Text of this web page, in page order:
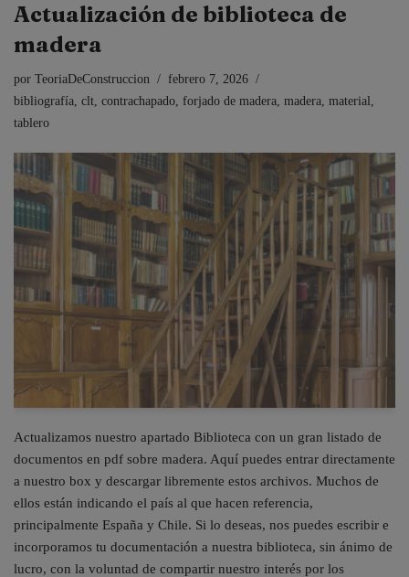
Actualización de biblioteca de
madera
por TeoriaDeConstruccion
febrero 7, 2026
bibliografía, clt, contrachapado, forjado de madera, madera, material,
tablero
Actualizamos nuestro apartado Biblioteca con un gran listado de
documentos en pdf sobre madera. Aquí puedes entrar directamente
a nuestro box y descargar libremente estos archivos. Muchos de
ellos están indicando el país al que hacen referencia,
principalmente España y Chile. Si lo deseas, nos puedes escribir e
incorporamos tu documentación a nuestra biblioteca, sin ánimo de
lucro, con la voluntad de compartir nuestro interés por los